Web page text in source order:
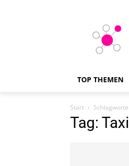
TOP THEMEN
Start Schlagworte
Tag: